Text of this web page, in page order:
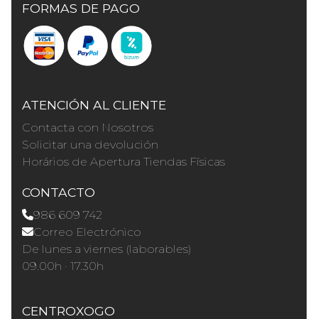
FORMAS DE PAGO
ATENCIÓN AL CLIENTE
Contacta con Nosotros
Solicitar una devolución
Horários de Apertura Tiendas Físicas
CONTACTO
986 609 742
Correo Electrónico
De lunes a viernes (laborables)
09.00h · 17.30h
CENTROXOGO